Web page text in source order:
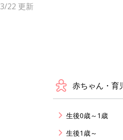
22 更新
赤ちゃん・育
生後0歳～1歳
生後1歳～